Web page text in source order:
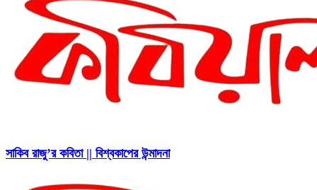
সাকিব রাজু’র কবিতা || বিশ্বকাপের উন্মাদনা